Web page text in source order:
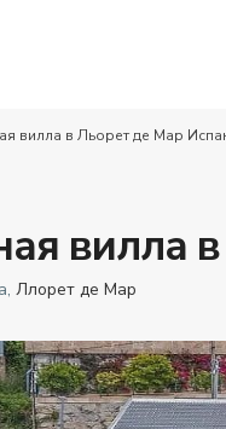
вилла в Льорет де Мар
вилла
Ллорет де Мар